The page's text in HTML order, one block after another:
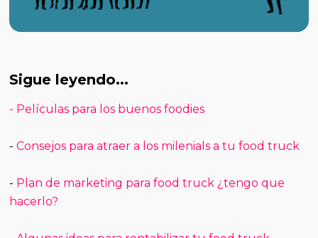
Sigue leyendo...
- Películas para los buenos foodies
-Consejos para atraer a los milenials a tu food truck
- Plan de marketing para food truck ¿tengo que
hacerlo?